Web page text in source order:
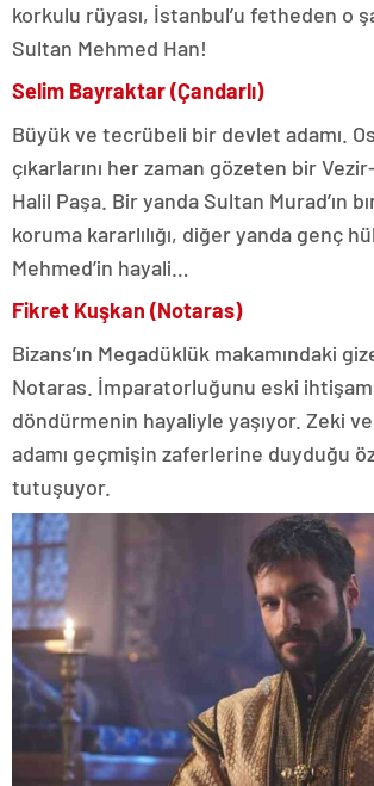
korkulu rüyası, İstanbul’u fetheden o
Sultan Mehmed Han!
Selim Bayraktar (Çandarlı)
Büyük ve tecrübeli bir devlet adamı.
çıkarlarını her zaman gözeten bir
Halil Paşa. Bir yanda Sultan Murad’ın
koruma kararlılığı, diğer yanda genç
Mehmed’in hayali…
Fikret Kuşkan (Notaras)
Bizans’ın Megadüklük makamındaki
Notaras. İmparatorluğunu eski
döndürmenin hayaliyle yaşıyor. Zeki
adamı geçmişin zaferlerine duyduğu
tutuşuyor.